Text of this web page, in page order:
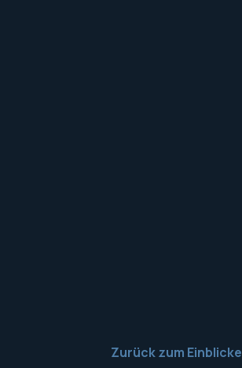
Zurück zum Einblicke